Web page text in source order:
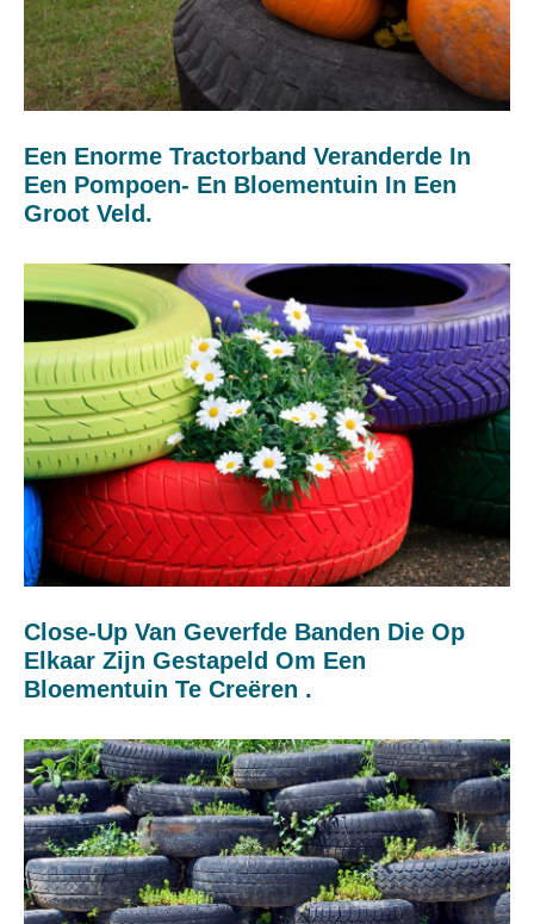
Een Enorme Tractorband Veranderde In
Een Pompoen- En Bloementuin In Een
Groot Veld.
Close-Up Van Geverfde Banden Die Op
Elkaar Zijn Gestapeld Om Een
Bloementuin Te Creëren .